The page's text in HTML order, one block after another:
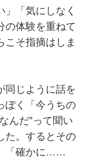
「気にしなく
の体験を重ねて
こそ指摘はしま
同じように話を
ぽく「今うちの
んだ”って聞い
た。するとその
「確かに……